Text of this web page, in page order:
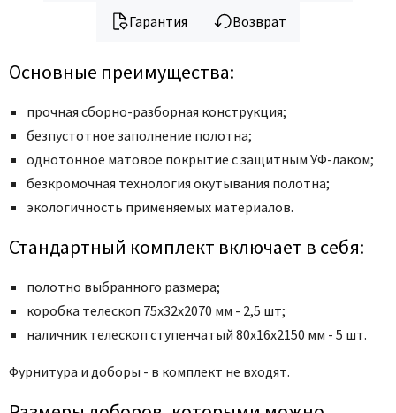
Гарантия Возврат
Основные преимущества:
прочная сборно-разборная конструкция;
безпустотное заполнение полотна;
однотонное матовое покрытие с защитным УФ-лаком;
безкромочная технология окутывания полотна;
экологичность применяемых материалов.
Стандартный комплект включает в себя:
полотно выбранного размера;
коробка телескоп 75x32x2070 мм - 2,5 шт;
наличник телескоп ступенчатый 80x16x2150 мм - 5 шт.
Фурнитура и доборы - в комплект не входят.